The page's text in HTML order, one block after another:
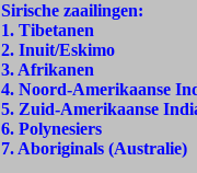
Sirische zaailingen:
1. Tibetanen
2. Inuit/Eskimo
3. Afrikanen
4. Noord-Amerikaanse
5. Zuid-Amerikaanse
6. Polynesiers
7. Aboriginals (Australie)